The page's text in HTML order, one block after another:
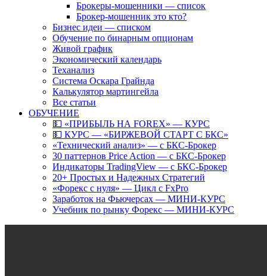
Брокеры-мошенники — список
Брокер-мошенник это кто?
Бизнес идеи — списком
Обучение по бинарным опционам
Живой график
Экономический календарь
Теханализ
Система Оскара Грайнда
Калькулятор мартингейла
Все статьи
ОБУЧЕНИЕ
💵 «ПРИБЫЛЬ НА FOREX» — КУРС
💵 КУРС — «БИРЖЕВОЙ СТАРТ С БКС»
«Технический анализ» — с БКС-Брокер
30 паттернов Price Action — с БКС-Брокер
Индикаторы TradingView — с БКС-Брокер
20+ Простых и Надежных Стратегий
«Форекс с нуля» — Цикл с FxPro
Заработок на Фьючерсах — МИНИ-КУРС
Учебник по рынку Форекс — МИНИ-КУРС